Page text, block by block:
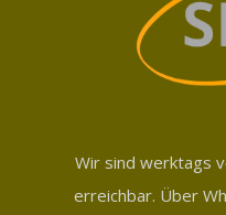
Wir sind werktags
erreichbar. Über